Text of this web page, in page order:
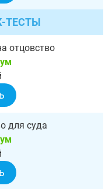
ТЕСТЫ
отцовство
для суда